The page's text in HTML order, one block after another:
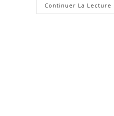
Continuer La Lecture